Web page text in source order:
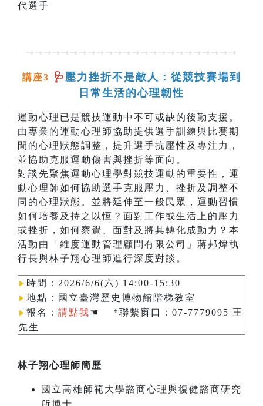
代選手
⇝⇝⇝⇝⇝⇝⇝⇝⇝⇝⇝⇝⇝⇝⇝⇝⇝⇝⇝⇝⇝⇝⇝⇝
講座3 🩺壓力挫折不是敵人：從競技賽場到
日常生活的心理韌性
運動心理已是競技運動中不可或缺的後勤支援。
由專業的運動心理師協助提供選手訓練與比賽期
間的心理狀態調整，提升選手抗壓性及專注力，
並協助克服運動傷害與挫折等面向。
對談先聚焦運動心理學對競技運動的重要性，運
動心理師如何協助選手克服壓力、挫折及調整不
同的心理狀態。並將延伸至一般民眾，運動習慣
如何培養及持之以恆？面對工作或生活上的壓力
或挫折，如何察覺、面對及將其轉化成動力？本
活動由「維度運動管理顧問有限公司」蔣邦煒執
行長與林子翔心理師進行深度對談。
▶︎ 時間：2026/6/6(六) 14:00-15:30
▶︎ 地點：國立臺灣歷史博物館階梯教室
▶︎ 報名： 請點我☚ *聯繫窗口：07-7779095 王
先生
林子翔心理師簡歷
國立高雄師範大學諮商心理與復健諮商研究